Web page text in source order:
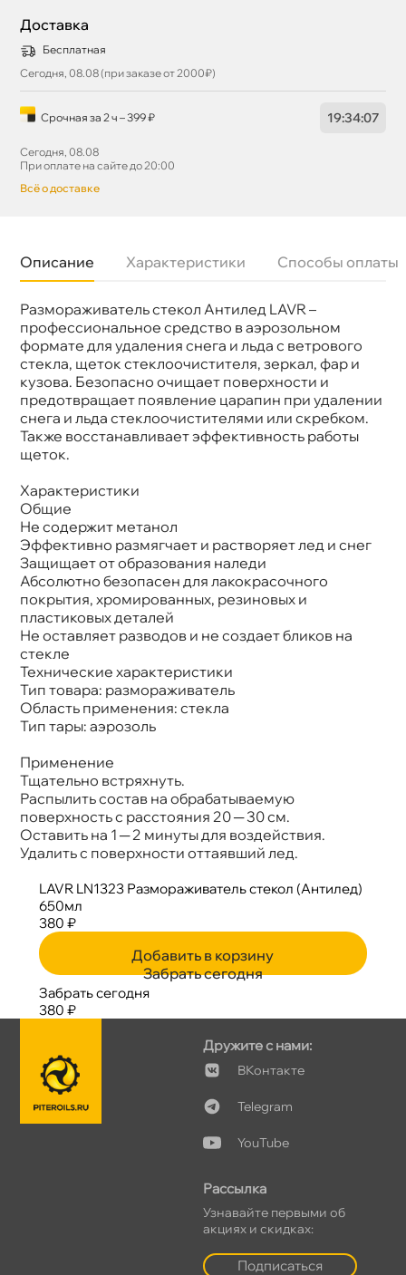
Доставка
Бесплатная
Сегодня, 08.08 (при заказе от 2000₽)
Срочная за 2 ч – 399 ₽ 19:34:07
Сегодня, 08.08
При оплате на сайте до 20:00
сё о доставке
Описание Характеристики Способы оплаты
Размораживатель стекол Антилед LAVR –
профессиональное средство в аэрозольном
формате для удаления снега и льда с ветрового
стекла, щеток стеклоочистителя, зеркал, фар и
кузова. Безопасно очищает поверхности и
предотвращает появление царапин при удалении
снега и льда стеклоочистителями или скребком.
Также восстанавливает эффективность работы
щеток.
Характеристики
Общие
Не содержит метанол
Эффективно размягчает и растворяет лед и сне
Защищает от образования наледи
Абсолютно безопасен для лакокрасочного
покрытия, хромированных, резиновых и
пластиковых деталей
Не оставляет разводов и не создает бликов на
стекле
Технические характеристики
Тип товара: размораживатель
Область применения: стекла
Тип тары: аэрозоль
Применение
Тщательно встряхнуть.
Распылить состав на обрабатываемую
поверхность с расстояния 20 ─ 30 см.
Оставить на 1 ─ 2 минуты для воздействия.
Удалить с поверхности оттаявший лед.
Бренд
LAVR
Объем
Артикул
Ln1323
LAVR LN1323 Размораживатель стекол (Антилед)
650мл
380 ₽
Добавить в корзину
Забрать сегодня
Забрать сегодня
380 ₽
Дружите с нами:
Контакте
Telegram
YouTube
Рассылка
Узнавайте первыми о
акциях и скидках:
Подписаться